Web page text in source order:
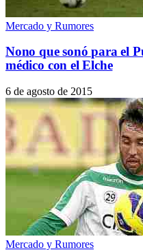
Mercado y Rumores
Nono que sonó para el
médico con el Elche
6 de agosto de 2015
Mercado y Rumores